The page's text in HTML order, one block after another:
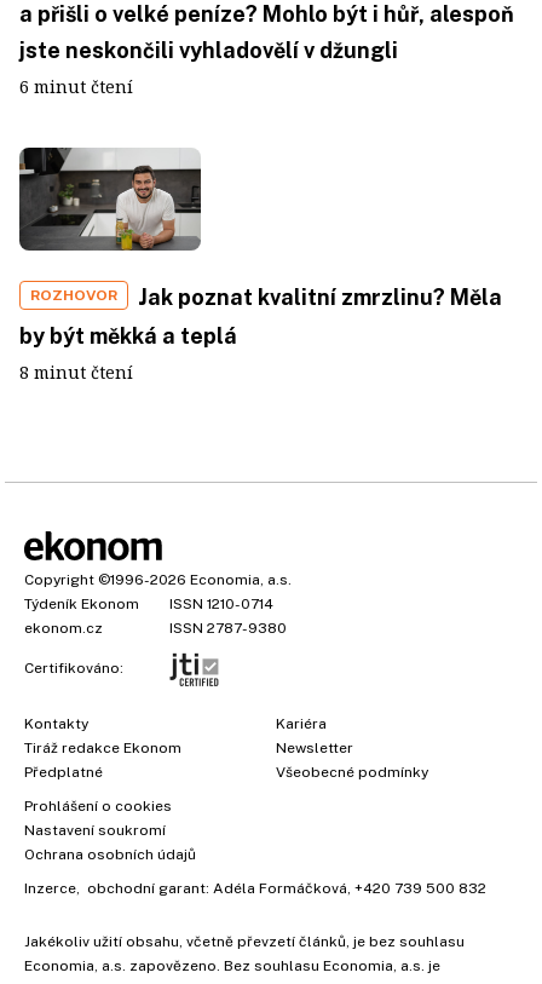
a přišli o velké peníze? Mohlo být i hůř, alespoň
jste neskončili vyhladovělí v džungli
6 minut čtení
ROZHOVOR
Jak poznat kvalitní zmrzlinu? Měla
by být měkká a teplá
8 minut čtení
Copyright ©1996-2026 Economia, a.s.
Týdeník Ekonom
ISSN 1210-0714
ekonom.cz
ISSN 2787-9380
Certifikováno:
Kontakty
Tiráž redakce Ekonom
Předplatné
Kariéra
Newsletter
Všeobecné podmínky
Prohlášení o cookies
Nastavení soukromí
Ochrana osobních údajů
Inzerce , obchodní garant: Adéla Formáčková +420 739 500 832
Jakékoliv užití obsahu, včetně převzetí článků, je bez souhlasu
Economia, a.s. zapovězeno. Bez souhlasu Economia, a.s. je